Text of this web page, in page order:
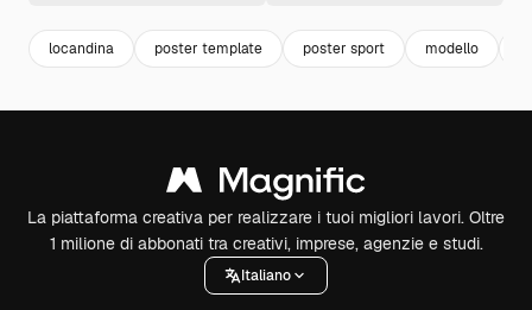
locandina poster template poster sport modello
La piattaforma creativa per realizzare i tuoi migliori lavori. Oltre
1 milione di abbonati tra creativi, imprese, agenzie e studi.
Italiano